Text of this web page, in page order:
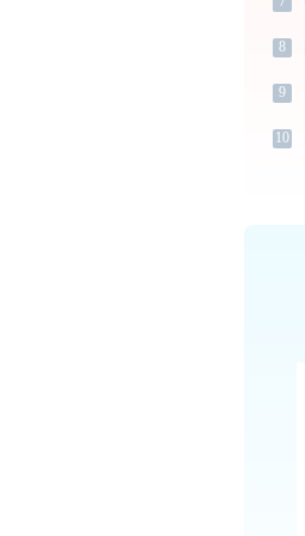
8
9
10